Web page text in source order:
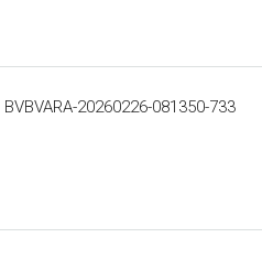
BVBVARA-20260226-081350-733